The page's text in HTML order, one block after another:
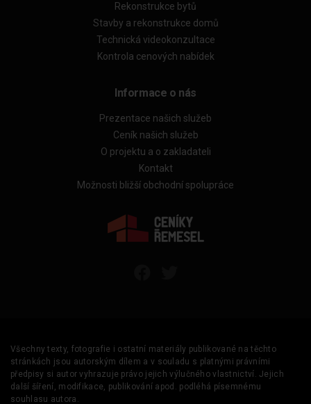
Rekonstrukce bytů
Stavby a rekonstrukce domů
Technická videokonzultace
Kontrola cenových nabídek
Informace o nás
Prezentace našich služeb
Ceník našich služeb
O projektu a o zakladateli
Kontakt
Možnosti bližší obchodní spolupráce
Všechny texty, fotografie i ostatní materiály publikované na těchto
stránkách jsou autorským dílem a v souladu s platnými právními
předpisy si autor vyhrazuje právo jejich výlučného vlastnictví. Jejich
další šíření, modifikace, publikování apod. podléhá písemnému
souhlasu autora.